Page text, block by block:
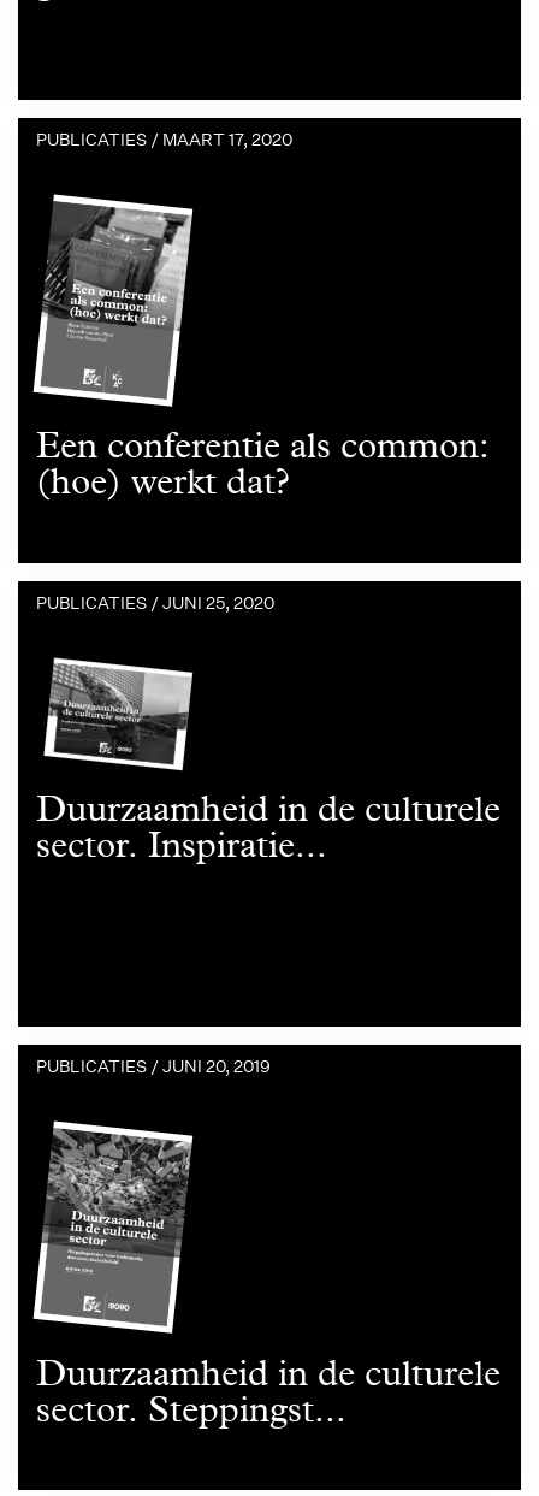
Een conferentie als common:
(hoe) werkt dat?
PUBLICATIES / MAART 17, 2020
Duurzaamheid in de culturele
sector. Inspiratie...
PUBLICATIES /JUNI 25, 2020
Duurzaamheid in de culturele
sector. Steppingst...
PUBLICATIES /JUNI 20, 2019